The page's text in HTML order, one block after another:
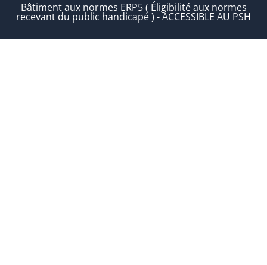
Bâtiment aux normes ERP5 ( Éligibilité aux normes
recevant du public handicapé ) - ACCESSIBLE AU PSH